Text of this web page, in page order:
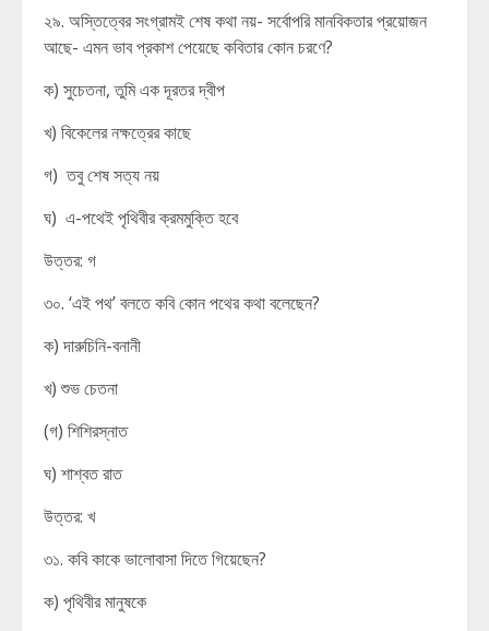
২৯. অস্তিত্বের সংগ্রামই শেষ কথা নয়- সর্বোপরি মানবিকতার প্রয়োজন
আছে- এমন ভাব প্রকাশ পেয়েছে কবিতার কোন চরণে?
ক) সুচেতনা, তুমি এক দূরতর দ্বীপ
খ) বিকেলের নক্ষত্রের কাছে
গ) তবু শেষ সত্য নয়
ঘ) এ-পথেই পৃথিবীর ক্রমমুক্তি হবে
উত্তর: গ
৩০. ‘এই পথ’ বলতে কবি কোন পথের কথা বলেছেন?
ক) দারুচিনি-বনানী
খ) শুভ চেতনা
(গ) শিশিরস্নাত
ঘ) শাশ্বত রাত
উত্তর: খ
৩১. কবি কাকে ভালোবাসা দিতে গিয়েছেন?
ক) পৃথিবীর মানুষকে